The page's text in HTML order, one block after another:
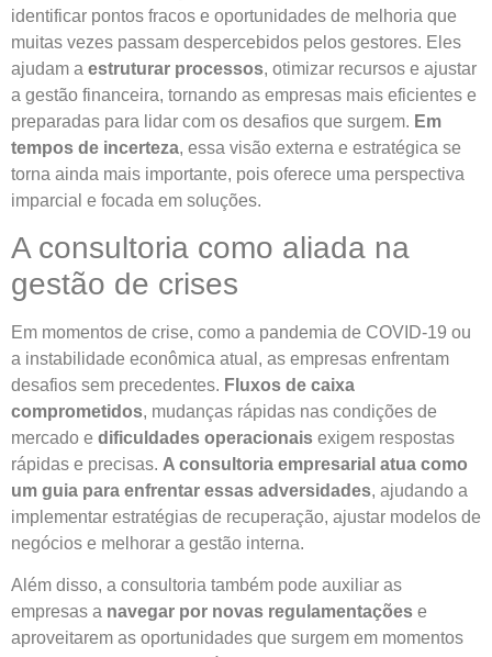
identificar pontos fracos e oportunidades de melhoria que
muitas vezes passam despercebidos pelos gestores. Eles
ajudam a estruturar processos, otimizar recursos e ajustar
a gestão financeira, tornando as empresas mais eficientes e
preparadas para lidar com os desafios que surgem. Em
tempos de incerteza, essa visão externa e estratégica se
torna ainda mais importante, pois oferece uma perspectiva
imparcial e focada em soluções.
A consultoria como aliada na
gestão de crises
Em momentos de crise, como a pandemia de COVID-19 ou
a instabilidade econômica atual, as empresas enfrentam
desafios sem precedentes. Fluxos de caixa
comprometidos, mudanças rápidas nas condições de
mercado e dificuldades operacionais exigem respostas
rápidas e precisas. A consultoria empresarial atua como
um guia para enfrentar essas adversidades, ajudando a
implementar estratégias de recuperação, ajustar modelos de
negócios e melhorar a gestão interna.
Além disso, a consultoria também pode auxiliar as
empresas a navegar por novas regulamentações e
aproveitarem as oportunidades que surgem em momentos